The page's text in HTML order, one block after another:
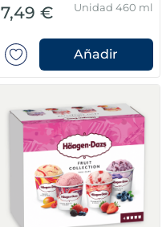
7,49 € Unidad 460 ml
Añadir